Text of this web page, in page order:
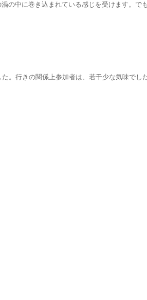
の中に巻き込まれている感じを受けます。で
。行きの関係上参加者は、若干少な気味でし